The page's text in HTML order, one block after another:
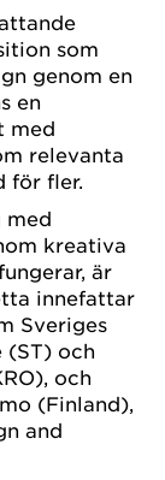
som
genom en
en
med
relevanta
för fler.
med
kreativa
är
innefattar
Sveriges
(ST) och
och
(Finland),
and